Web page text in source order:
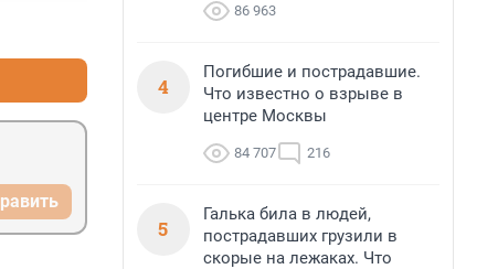
86 963
4
Погибшие и пострадавшие.
Что известно о взрыве в
центре Москвы
84 707 216
5
Галька била в людей,
пострадавших грузили в
скорые на лежаках. Что